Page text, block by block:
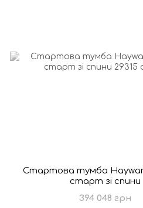
Стартова тумба
старт зі спини
394 048 грн